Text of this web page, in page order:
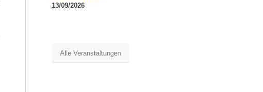
13/09/2026
Alle Veranstaltungen